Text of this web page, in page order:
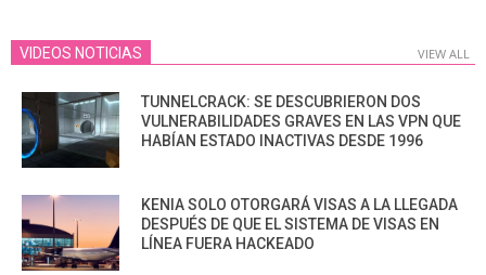
VIDEOS NOTICIAS VIEW ALL
TUNNELCRACK: SE DESCUBRIERON DOS
VULNERABILIDADES GRAVES EN LAS VPN QUE
HABÍAN ESTADO INACTIVAS DESDE 1996
KENIA SOLO OTORGARÁ VISAS A LA LLEGADA
DESPUÉS DE QUE EL SISTEMA DE VISAS EN
LÍNEA FUERA HACKEADO